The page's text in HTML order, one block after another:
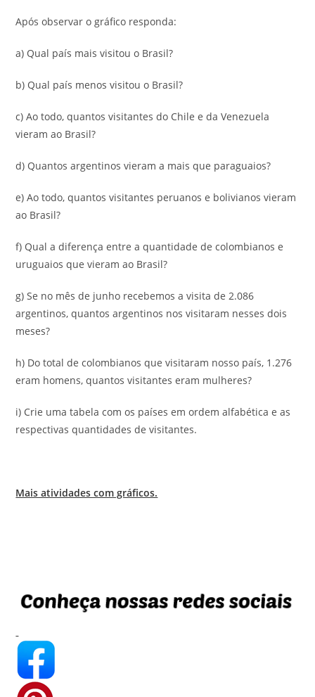
Após observar o gráfico responda:
a) Qual país mais visitou o Brasil?
b) Qual país menos visitou o Brasil?
c) Ao todo, quantos visitantes do Chile e da Venezuela
vieram ao Brasil?
d) Quantos argentinos vieram a mais que paraguaios?
e) Ao todo, quantos visitantes peruanos e bolivianos vieram
ao Brasil?
f) Qual a diferença entre a quantidade de colombianos e
uruguaios que vieram ao Brasil?
g) Se no mês de junho recebemos a visita de 2.086
argentinos, quantos argentinos nos visitaram nesses dois
meses?
h) Do total de colombianos que visitaram nosso país, 1.276
eram homens, quantos visitantes eram mulheres?
i) Crie uma tabela com os países em ordem alfabética e as
respectivas quantidades de visitantes.
Mais atividades com gráficos.